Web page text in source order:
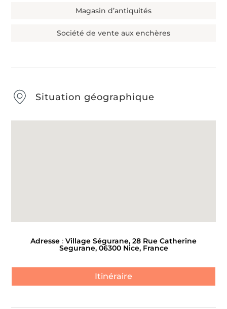
Magasin d’antiquités
Société de vente aux enchères
Situation géographique
Adresse : Village Ségurane, 28 Rue Catherine
Segurane, 06300 Nice, France
Itinéraire